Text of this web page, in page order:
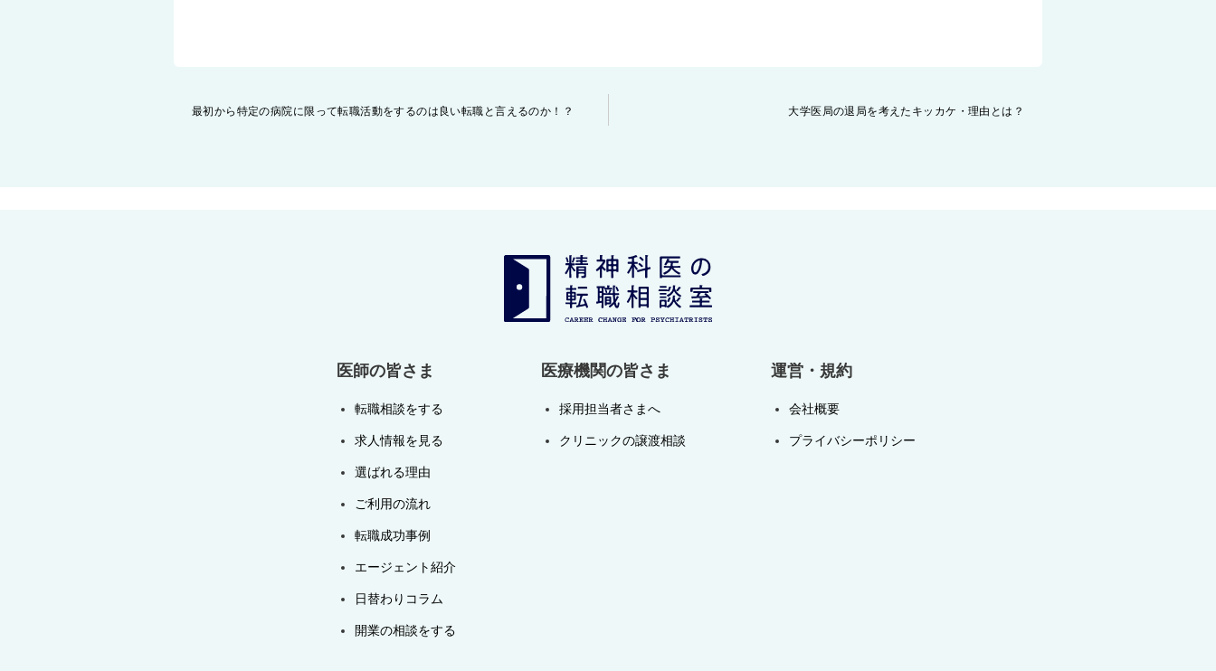
投最初から特定の病院に限って転職活動をするのは良い転職と言えるのか！？ 大学医局の退局を考えたキッカケ・理由とは？
医師の皆さま
転職相談をする
求人情報を見る
選ばれる理由
ご利用の流れ
転職成功事例
エージェント紹介
日替わりコラム
開業の相談をする
医療機関の皆さま
採用担当者さまへ
クリニックの譲渡相談
運営・規約
会社概要
プライバシーポリシー